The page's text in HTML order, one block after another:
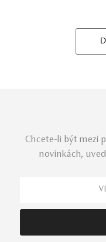
Chcete-li být mezi
novinkách,